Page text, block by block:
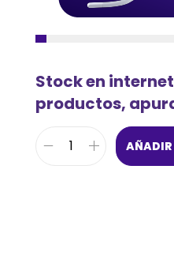
Stock en
productos,